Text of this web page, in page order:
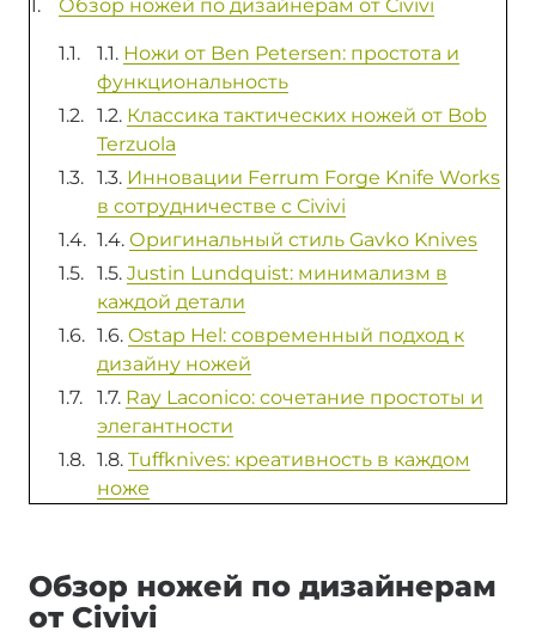
Обзор ножей по дизайнерам от Civivi
1.1. Ножи от Ben Petersen: простота и
функциональность
1.2. Классика тактических ножей от Bob
Terzuola
1.3. Инновации Ferrum Forge Knife Works
в сотрудничестве с Civivi
1.4. Оригинальный стиль Gavko Knives
1.5. Justin Lundquist: минимализм в
каждой детали
1.6. Ostap Hel: современный подход к
дизайну ножей
1.7. Ray Laconico: сочетание простоты и
элегантности
1.8. Tuffknives: креативность в каждом
ноже
Обзор ножей по дизайнерам
от Civivi